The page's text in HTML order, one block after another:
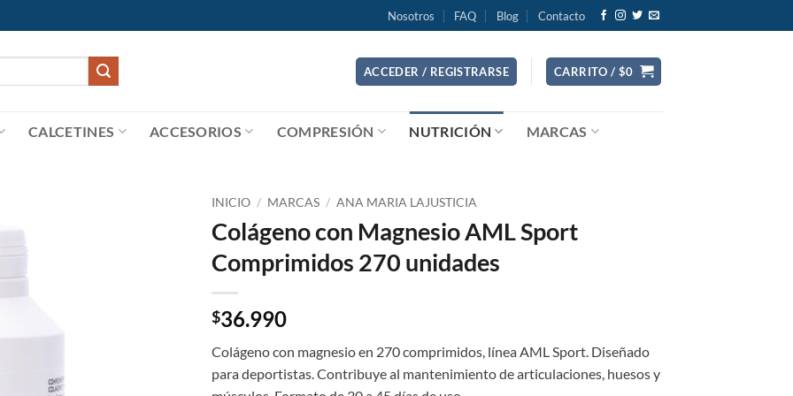
Nosotros FAQ Blog Contacto
ACCEDER / REGISTRARSE CARRITO / $0
CALCETINES ACCESORIOS COMPRESIÓN NUTRICIÓN MARCAS
INICIO / MARCAS / ANA MARIA LAJUSTICIA
Colágeno con Magnesio AML Sport
Comprimidos 270 unidades
$36.990
Colágeno con magnesio en 270 comprimidos, línea AML Sport. Diseñado
para deportistas. Contribuye al mantenimiento de articulaciones, huesos y